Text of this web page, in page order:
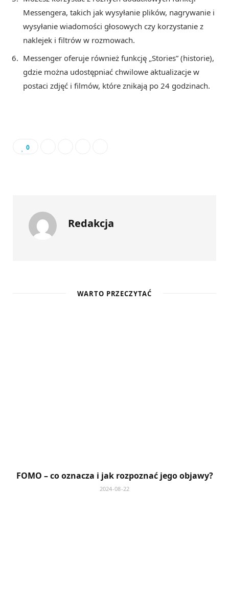
Messengera, takich jak wysyłanie plików, nagrywanie i
wysyłanie wiadomości głosowych czy korzystanie z
naklejek i filtrów w rozmowach.
Messenger oferuje również funkcję „Stories” (historie),
gdzie można udostępniać chwilowe aktualizacje w
postaci zdjęć i filmów, które znikają po 24 godzinach.
0
Redakcja
WARTO PRZECZYTAĆ
FOMO – co oznacza i jak rozpoznać jego objawy?
2024-08-22